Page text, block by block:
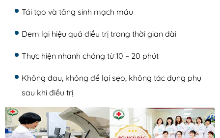
Tái tạo và tăng sinh mạch máu
Đem lại hiệu quả điều trị trong thời gian dài
Thực hiện nhanh chóng từ 10 – 20 phút
Không đau, không để lại sẹo, không tác dụng phụ
sau khi điều trị